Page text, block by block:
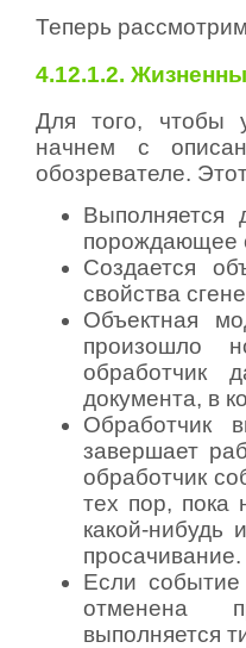
Теперь
4.12.1.2.
Для того, чтобы
начнем с
обозревателе.
Выполняется
порождающее
Создается
свойства
Объектная
произошло
обработчик
документа, в
Обработчик
завершает
обработчик
тех пор, пока
какой-нибудь
просачивание.
Если
отменена
выполняется